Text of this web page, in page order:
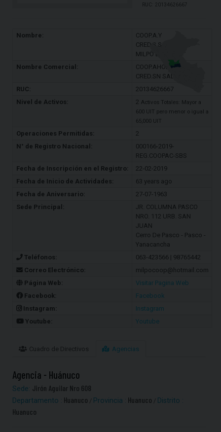
RUC: 20134626667
Nombre:
COOP.A.Y
CRED.S.SALVADOR
MILPO LTDA 305
Nombre Comercial:
COOP.AHORRO Y
CRED.SN SALVADO
RUC:
20134626667
Nivel de Activos:
2 Activos Totales: Mayor a
600 UIT pero menor o igual a
65,000 UIT
Operaciones Permitidas:
2
N° de Registro Nacional:
000166-2019-
REG.COOPAC-SBS
Fecha de Inscripción en el Registro:
22-02-2019
Fecha de Inicio de Actividades:
63 years ago
Fecha de Aniversario:
27-07-1963
Sede Principal:
JR. COLUMNA PASCO
NRO. 112 URB. SAN
JUAN
Cerro De Pasco - Pasco -
Yanacancha
Teléfonos:
063-423566 | 98765442
Correo Electrónico:
milpocoop@hotmail.com
Página Web:
Visitar Pagina Web
Facebook:
Facebook
Instagram:
Instagram
Youtube:
Youtube
Cuadro de Directivos Agencias
Agencia - Huánuco
Sede: Jirón Aguilar Nro 608
Departamento : Huanuco / Provincia : Huanuco / Distrito :
Huanuco